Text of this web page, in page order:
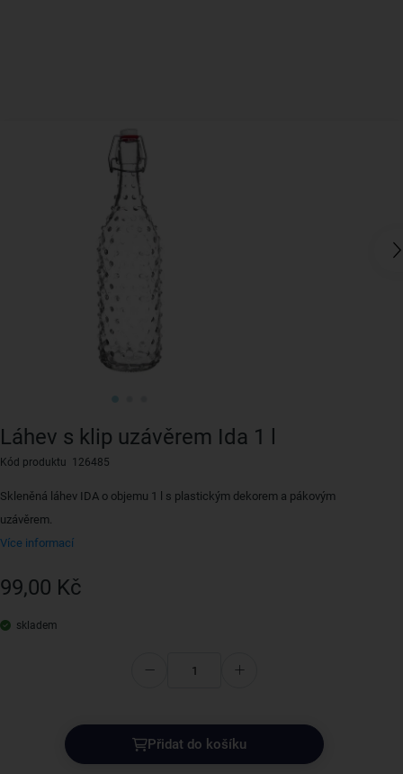
Láhev s klip uzávěrem Ida 1 l
Kód produktu 126485
Skleněná láhev IDA o objemu 1 l s plastickým dekorem a pákovým
uzávěrem.
Více informací
99,00 Kč
skladem
Přidat do košíku